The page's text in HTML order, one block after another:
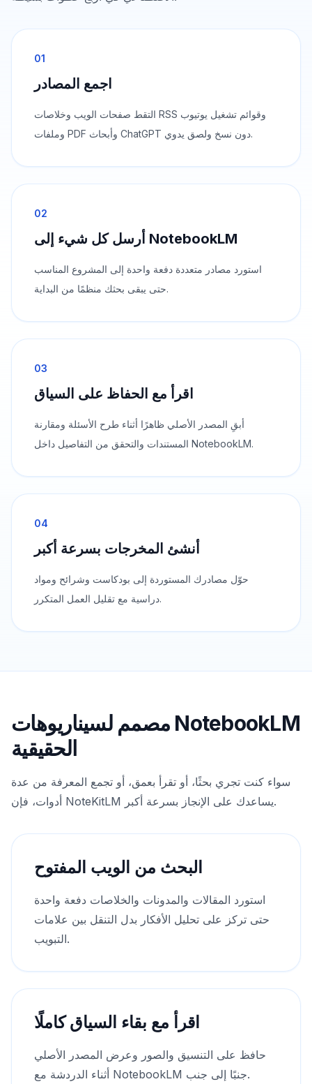
01
اجمع المصادر
التقط صفحات الويب وخلاصات RSS وقوائم تشغيل يوتيوب
وملفات PDF وأبحاث ChatGPT دون نسخ ولصق يدوي.
02
أرسل كل شيء إلى NotebookLM
استورد مصادر متعددة دفعة واحدة إلى المشروع المناسب
حتى يبقى بحثك منظمًا من البداية.
03
اقرأ مع الحفاظ على السياق
أبقِ المصدر الأصلي ظاهرًا أثناء طرح الأسئلة ومقارنة
المستندات والتحقق من التفاصيل داخل NotebookLM.
04
أنشئ المخرجات بسرعة أكبر
حوّل مصادرك المستوردة إلى بودكاست وشرائح ومواد
دراسية مع تقليل العمل المتكرر.
مصمم لسيناريوهات NotebookLM
الحقيقية
سواء كنت تجري بحثًا، أو تقرأ بعمق، أو تجمع المعرفة من عدة
أدوات، فإن NoteKitLM يساعدك على الإنجاز بسرعة أكبر.
البحث من الويب المفتوح
استورد المقالات والمدونات والخلاصات دفعة واحدة
حتى تركز على تحليل الأفكار بدل التنقل بين علامات
التبويب.
اقرأ مع بقاء السياق كاملًا
حافظ على التنسيق والصور وعرض المصدر الأصلي
أثناء الدردشة مع NotebookLM جنبًا إلى جنب.